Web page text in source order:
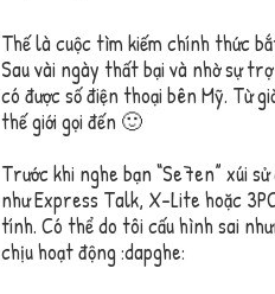
Thế là cuộc tìm kiếm chính thức
Sau vài ngày thất bại và nhờ sự
có được số điện thoại bên Mỹ. Từ
thế giới gọi đến 🙂
Trước khi nghe bạn “Se7en” xúi
như Express Talk, X-Lite hoặc
tính. Có thể do tôi cấu hình sai
chịu hoạt động :dapghe: